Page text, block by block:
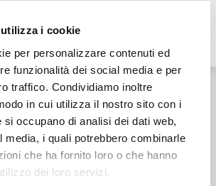
i cookie
per personalizzare contenuti ed
funzionalità dei social media e per
traffico. Condividiamo inoltre
in cui utilizza il nostro sito con i
si occupano di analisi dei dati web,
media, i quali potrebbero combinarle
che ha fornito loro o che hanno
dei loro servizi.
Privacy Policy Cookie Policy